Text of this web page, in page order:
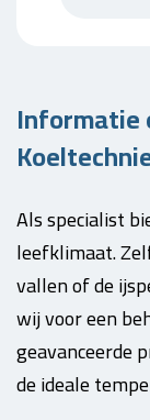
Als specialist
leefklimaat.
vallen of de
wij voor een
geavanceerde
de ideale